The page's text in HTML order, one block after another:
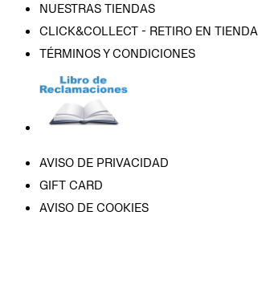
NUESTRAS TIENDAS
CLICK&COLLECT - RETIRO EN TIENDA
TÉRMINOS Y CONDICIONES
AVISO DE PRIVACIDAD
GIFT CARD
AVISO DE COOKIES